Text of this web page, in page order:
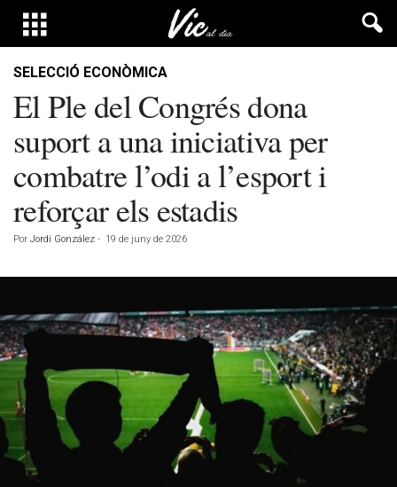
SELECCIÓ ECONÒMICA
El Ple del Congrés dona
suport a una iniciativa per
combatre l’odi a l’esport i
reforçar els estadis
Por Jordi González - 19 de juny de 2026